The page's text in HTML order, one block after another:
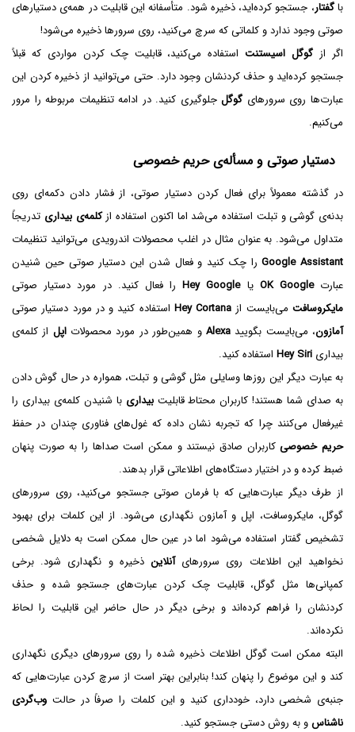
باگفتار، جستجو کرده‌اید، ذخیره شود. متأسفانه این قابلیت در همه‌ی دستیارهای
صوتی وجود ندارد و کلماتی که سرچ می‌کنید، روی سرورها ذخیره می‌شود!
اگر ازگوگل اسیستنتاستفاده می‌کنید، قابلیت چک کردن مواردی که قبلاً
جستجو کرده‌اید و حذف کردنشان وجود دارد. حتی می‌توانید از ذخیره کردن این
عبارت‌ها روی سرورهایگوگلجلوگیری کنید. در ادامه تنظیمات مربوطه را مرور
می‌کنیم.
دستیار صوتی و مسأله‌ی حریم خصوصی
در گذشته معمولاً برای فعال کردن دستیار صوتی، از فشار دادن دکمه‌ای روی
بدنه‌ی گوشی و تبلت استفاده می‌شد اما اکنون استفاده ازکلمه‌ی بیداری تدریجاً
متداول می‌شود. به عنوان مثال در اغلب محصولات اندرویدی می‌توانید تنظیمات
Google Assistantرا چک کنید و فعال شدن این دستیار صوتی حین شنیدن
عبارتOK Google‌ یاHey Googleرا فعال کنید. در مورد دستیار صوتی
مایکروسافتمی‌بایست از Hey Cortana استفاده کنید و در مورد دستیار صوتی
آمازون، می‌بایست بگوییدAlexa و همین‌طور در مورد محصولاتاپل از کلمه‌ی
بیداری Hey Siri استفاده کنید.
به عبارت دیگر این روزها وسایلی مثل گوشی و تبلت، همواره در حال گوش دادن
به صدای شما هستند! کاربران محتاط قابلیتبیداری با شنیدن کلمه‌ی بیداری را
غیرفعال می‌کنند چرا که تجربه نشان داده که غول‌های فناوری چندان در حفظ
حریم خصوصیکاربران صادق نیستند و ممکن است صداها را به صورت پنهان
ضبط کرده و در اختیار دستگاه‌های اطلاعاتی قرار بدهند.
از طرف دیگر عبارت‌هایی که با فرمان صوتی جستجو می‌کنید، روی سرورهای
گوگل، مایکروسافت، اپل و آمازون نگهداری می‌شود. از این کلمات برای بهبود
تشخیص گفتار استفاده می‌شود اما در عین حال ممکن است به دلایل شخصی
نخواهید این اطلاعات روی سرورهایآنلاین ذخیره و نگهداری شود. برخی
کمپانی‌ها مثل گوگل، قابلیت چک کردن عبارت‌های جستجو شده و حذف
کردنشان را فراهم کرده‌اند و برخی دیگر در حال حاضر این قابلیت را لحاظ
نکرده‌اند.
البته ممکن است گوگل اطلاعات ذخیره شده را روی سرورهای دیگری نگهداری
کند و این موضوع را پنهان کند! بنابراین بهتر است از سرچ کردن عبارت‌هایی که
جنبه‌ی شخصی دارد، خودداری کنید و این کلمات را صرفاً در حالت وب‌گردی
ناشناسو به روش دستی جستجو کنید.